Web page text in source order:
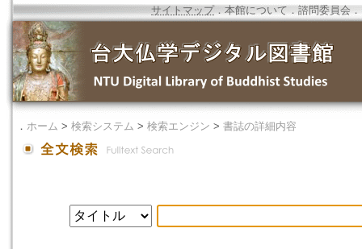
サイトマップ．本館について ． 諮問委員会 ．
． ホーム > 検索システム > 検索エンジン > 書誌の詳細内容